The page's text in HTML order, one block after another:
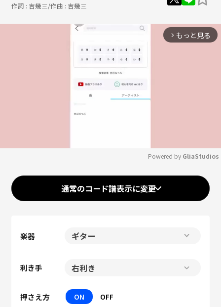
作詞 : 吉幾三/作曲 : 吉幾三
arrow_forward_ios もっと見る
Mute
Powered by GliaStudios
通常のコード譜表示に変更
楽器
利き手
押さえ方 ON OFF